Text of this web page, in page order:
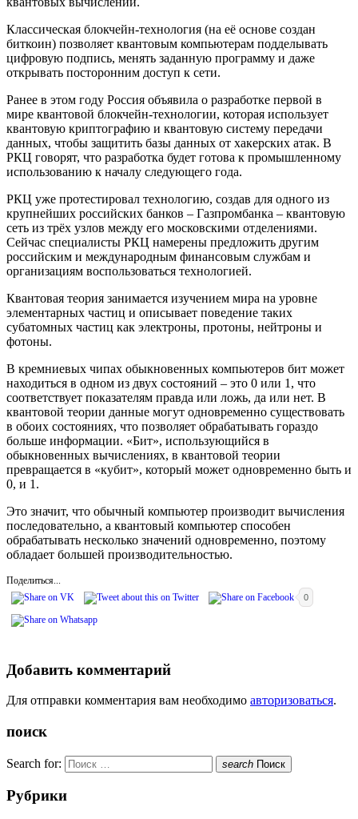
Классическая блокчейн-технология (на её основе создан
биткоин) позволяет квантовым компьютерам подделывать
цифровую подпись, менять заданную программу и даже
открывать посторонним доступ к сети.
Ранее в этом году Россия объявила о разработке первой в
мире квантовой блокчейн-технологии, которая использует
квантовую криптографию и квантовую систему передачи
данных, чтобы защитить базы данных от хакерских атак. В
РКЦ говорят, что разработка будет готова к промышленному
использованию к началу следующего года.
РКЦ уже протестировал технологию, создав для одного из
крупнейших российских банков – Газпромбанка – квантовую
сеть из трёх узлов между его московскими отделениями.
Сейчас специалисты РКЦ намерены предложить другим
российским и международным финансовым службам и
организациям воспользоваться технологией.
Квантовая теория занимается изучением мира на уровне
элементарных частиц и описывает поведение таких
субатомных частиц как электроны, протоны, нейтроны и
фотоны.
В кремниевых чипах обыкновенных компьютеров бит может
находиться в одном из двух состояний – это 0 или 1, что
соответствует показателям правда или ложь, да или нет. В
квантовой теории данные могут одновременно существовать
в обоих состояниях, что позволяет обрабатывать гораздо
больше информации. «Бит», использующийся в
обыкновенных вычислениях, в квантовой теории
превращается в «кубит», который может одновременно быть и
0, и 1.
Это значит, что обычный компьютер производит вычисления
последовательно, а квантовый компьютер способен
обрабатывать несколько значений одновременно, поэтому
обладает большей производительностью.
Поделиться...
0
Добавить комментарий
Для отправки комментария вам необходимо авторизоваться.
поиск
Search for: search Поиск
Рубрики